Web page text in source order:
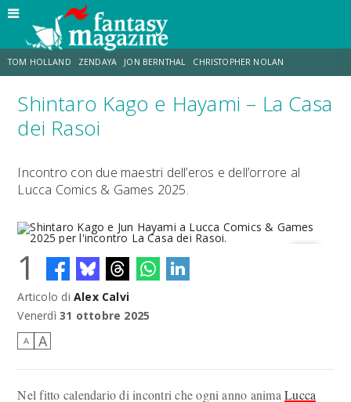
TOM HOLLAND ZENDAYA JON BERNTHAL CHRISTOPHER NOLAN
STRANIMONDI LUCCA COMICS & GAMES ODISSEA TRAMELL TILLMAN
Shintaro Kago e Hayami – La Casa
dei Rasoi
Incontro con due maestri dell’eros e dell’orrore al
Lucca Comics & Games 2025.
Shintaro Kago e Jun Hayami a Lucca Comics & Games 2025 per
l'incontro La Casa dei Rasoi.
1
Articolo di Alex Calvi
Venerdì 31 ottobre 2025
A A
Nel fitto calendario di incontri che ogni anno animaLucca